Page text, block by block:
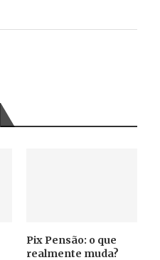
Pix Pensão: o que
realmente muda?